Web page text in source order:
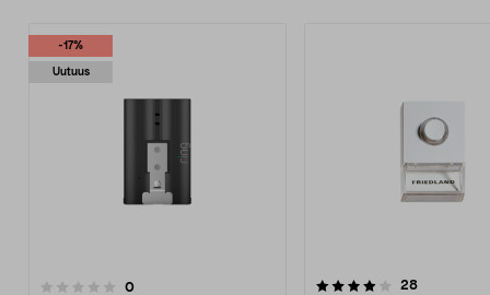
-17%
Uutuus
0arvostelut
4.0 viidestä
28arvostelut
4.5 viidestä